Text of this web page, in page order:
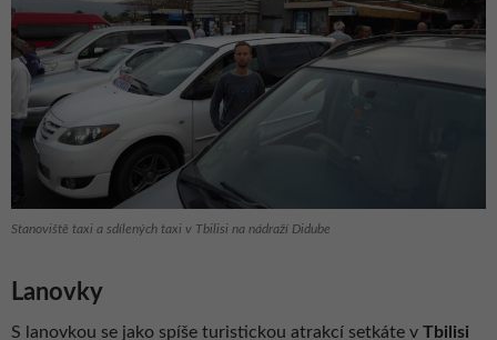
Stanoviště taxi a sdílených taxi v Tbilisi na nádraží Didube
Lanovky
S lanovkou se jako spíše turistickou atrakcí setkáte v Tbilisi